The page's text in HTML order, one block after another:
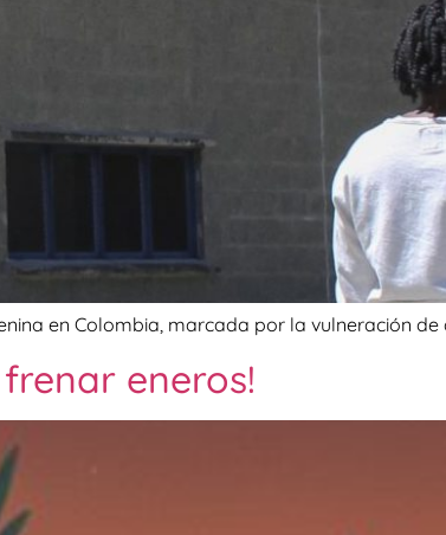
en Colombia, marcada por la vulneración
eneros!